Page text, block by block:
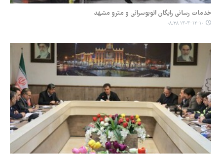
خدمات رسانی رایگان اتوبوسرانی و مترو مشهد
۱۴۰۴-۱۲-۱۰ ۰۸:۳۸